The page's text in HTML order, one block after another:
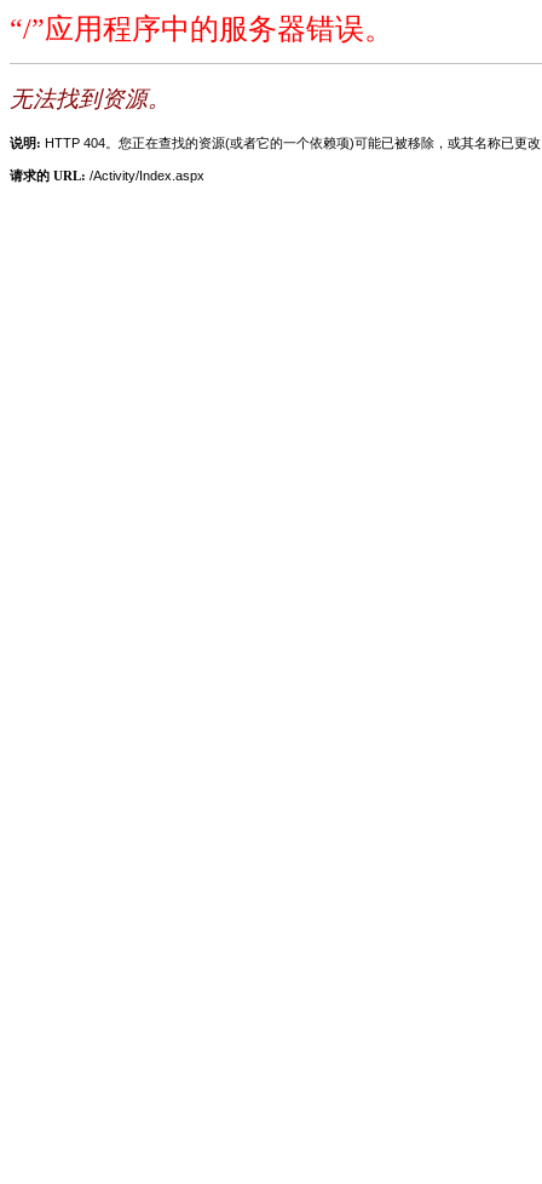
“/”应用程序中的服务器错误。
无法找到资源。
说明: HTTP 404。您正在查找的资源(或者它的一个依赖项)可能已被移除，或其名称已更
请求的 URL: /Activity/Index.aspx